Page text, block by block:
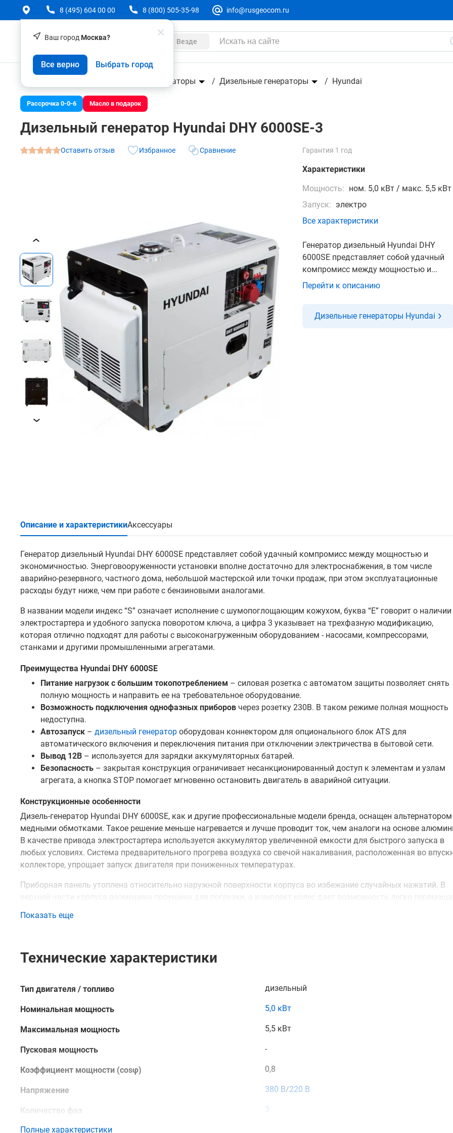
Ваш город Москва?
Все верно Выбрать город
8 (495) 604 00 00 8 (800) 505-35-98 info@rusgeocom.ru
Везде
Техника Генераторы Дизельные генераторы Hyundai
Рассрочка 0-0-6 Масло в подарок
Дизельный генератор Hyundai DHY 6000SE-3
Оставить отзыв Избранное Сравнение Гарантия 1 год
Характеристики
Мощность: ном. 5,0 кВт / макс. 5,5 кВт
Запуск: электро
Все характеристики
Генератор дизельный Hyundai DHY
6000SE представляет собой удачный
компромисс между мощностью и...
Перейти к описанию
Дизельные генераторы Hyundai
Описание и характеристикиАксессуары
Дизельный генератор Hyundai DHY 6000SE-3
О товаре ХарактеристикиАксессуары
Генератор дизельный Hyundai DHY 6000SE представляет собой удачный компромисс между мощностью и
экономичностью. Энерговооруженности установки вполне достаточно для электроснабжения, в том числе
аварийно-резервного, частного дома, небольшой мастерской или точки продаж, при этом эксплуатационные
расходы будут ниже, чем при работе с бензиновыми аналогами.
В названии модели индекс “S” означает исполнение с шумопоглощающим кожухом, буква “E” говорит о наличии
электростартера и удобного запуска поворотом ключа, а цифра 3 указывает на трехфазную модификацию,
которая отлично подходят для работы с высоконагруженным оборудованием - насосами, компрессорами,
станками и другими промышленными агрегатами.
Преимущества Hyundai DHY 6000SE
Питание нагрузок с большим токопотреблением – силовая розетка с автоматом защиты позволяет снять
полную мощность и направить ее на требовательное оборудование.
Возможность подключения однофазных приборов через розетку 230В. В таком режиме полная мощность
недоступна.
Автозапуск – дизельный генератор оборудован коннектором для опционального блок ATS для
автоматического включения и переключения питания при отключении электричества в бытовой сети.
Вывод 12В – используется для зарядки аккумуляторных батарей.
Безопасность – закрытая конструкция ограничивает несанкционированный доступ к элементам и узлам
агрегата, а кнопка STOP помогает мгновенно остановить двигатель в аварийной ситуации.
Конструкционные особенности
Дизель-генератор Hyundai DHY 6000SE, как и другие профессиональные модели бренда, оснащен альтернатором
медными обмотками. Такое решение меньше нагревается и лучше проводит ток, чем аналоги на основе
В качестве привода электростартера используется аккумулятор увеличенной емкости для быстрого запуска в
любых условиях. Система предварительного прогрева воздуха со свечой накаливания, расположенная во
коллекторе, упрощает запуск двигателя при пониженных температурах.
Приборная панель утоплена относительно наружной поверхности корпуса во избежание случайных нажатий. В
верхней части корпуса размещена проушина для погрузки, а комплект колес дает возможность легко
непосредственно через сайт – с помощью формы обратной связи или воспользовавшись чатом с онлайн-
консультантом.
Показать еще
Технические характеристики
Тип двигателя / топливо дизельный
Номинальная мощность 5,0 кВт
Максимальная мощность 5,5 кВт
Пусковая мощность -
Коэффициент мощности (cosφ) 0,8
Напряжение 380 В/220 В
Количество фаз 3
Тип запуска
Полные характеристики